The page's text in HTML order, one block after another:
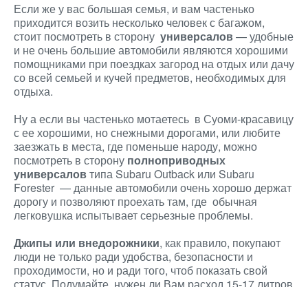
Если же у вас большая семья, и вам частенько
приходится возить несколько человек с багажом,
стоит посмотреть в сторону универсалов— удобные
и не очень большие автомобили являются хорошими
помощниками при поездках загород на отдых или дачу
со всей семьей и кучей предметов, необходимых для
отдыха.
Ну а если вы частенько мотаетесь в Суоми-красавицу
с ее хорошими, но снежными дорогами, или любите
заезжать в места, где поменьше народу, можно
посмотреть в сторону полноприводных
универсаловтипа Subaru Outback или Subaru
Forester — данные автомобили очень хорошо держат
дорогу и позволяют проехать там, где обычная
легковушка испытывает серьезные проблемы.
Джипы или внедорожники, как правило, покупают
люди не только ради удобства, безопасности и
проходимости, но и ради того, чтоб показать свой